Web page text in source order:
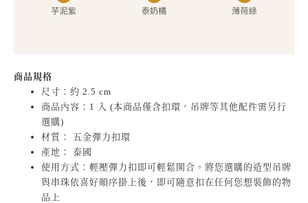
商品規格
尺寸：約 2.5 cm
商品內容：1 入 (本商品僅含扣環，吊牌等其他配件需另行
選購)
材質： 五金彈力扣環
產地： 泰國
使用方式：輕壓彈力扣即可輕鬆開合。將您選購的造型吊牌
與串珠依喜好順序掛上後，即可隨意扣在任何您想裝飾的物
品上